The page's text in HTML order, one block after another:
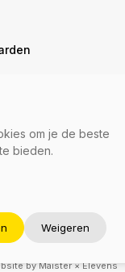
©2026 — Komerco
door reCAPTCHA en het
byMaister×Elevens